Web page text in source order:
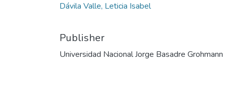
Dávila Valle, Leticia Isabel
Publisher
Universidad Nacional Jorge Basadre Grohmann